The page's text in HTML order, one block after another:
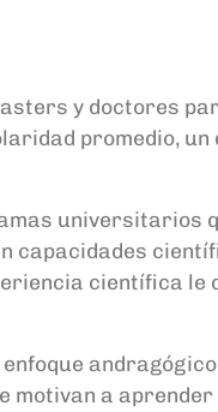
y doctores
promedio, un
universitarios
capacidades
científica le
a